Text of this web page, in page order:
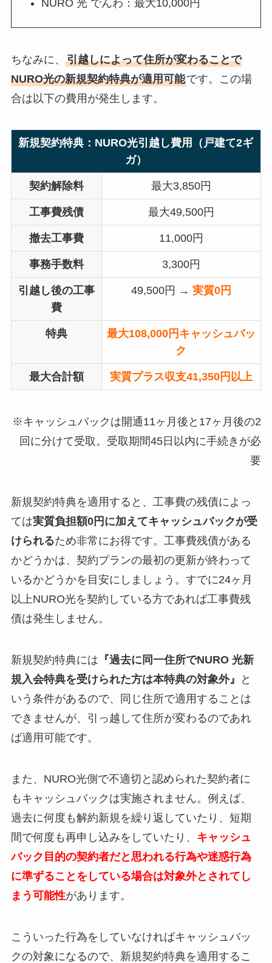
NURO 光 でんわ：最大10,000円
ちなみに、 引越しによって住所が変わることで
NURO光の新規契約特典が適用可能です。この場
合は以下の費用が発生します。
新規契約特典：NURO光引越し費用（戸建て2ギ
ガ）
契約解除料 最大3,850円
工事費残債 最大49,500円
撤去工事費 11,000円
事務手数料 3,300円
引越し後の工事
費
49,500円 → 実質0円
特典
最大108,000円キャッシュバッ
ク
最大合計額 実質プラス収支41,350円以上
※キャッシュバックは開通11ヶ月後と17ヶ月後の2
回に分けて受取。受取期間45日以内に手続きが必
要
新規契約特典を適用すると、工事費の残債によっ
ては実質負担額0円に加えてキャッシュバックが受
けられるため非常にお得です。工事費残債がある
かどうかは、契約プランの最初の更新が終わって
いるかどうかを目安にしましょう。すでに24ヶ月
以上NURO光を契約している方であれば工事費残
債は発生しません。
新規契約特典には 『過去に同一住所でNURO 光新
規入会特典を受けられた方は本特典の対象外』
と
いう条件があるので、同じ住所で適用することは
できませんが、引っ越して住所が変わるのであれ
ば適用可能です。
また、NURO光側で不適切と認められた契約者に
もキャッシュバックは実施されません。例えば、
過去に何度も解約新規を繰り返していたり、短期
間で何度も再申し込みをしていたり、 キャッシュ
バック目的の契約者だと思われる行為や迷惑行為
に準ずることをしている場合は対象外とされてし
まう可能性があります。
こういった行為をしていなければキャッシュバッ
クの対象になるので、新規契約特典を適用するこ